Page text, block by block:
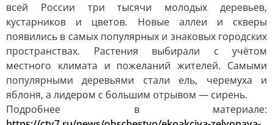
всей России три тысячи молодых деревьев,
кустарников и цветов. Новые аллеи и скверы
появились в самых популярных и знаковых городских
пространствах. Растения выбирали с учётом
местного климата и пожеланий жителей. Самыми
популярными деревьями стали ель, черемуха и
яблоня, а лидером с большим отрывом — сирень.
Подробнее в материале: